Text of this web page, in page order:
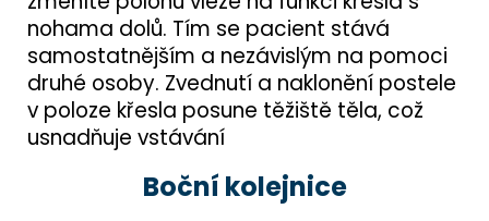
nohama dolů. Tím se pacient stává
samostatnějším a nezávislým na pomoci
druhé osoby. Zvednutí a naklonění postele
v poloze křesla posune těžiště těla, což
usnadňuje vstávání
Boční kolejnice